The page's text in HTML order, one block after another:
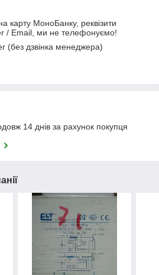
карту МоноБанку, реквізити
/ Email, ми не телефонуємо!
(без дзвінка менеджера)
14 днів за рахунок покупця